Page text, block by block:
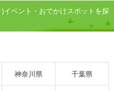
イベント・おでかけスポットを探
神奈川県 千葉県